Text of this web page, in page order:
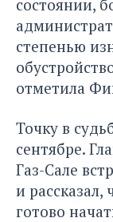
состоянии,
степенью
отметила
Точку в
сентябре.
Газ-Сале
и рассказал,
готово